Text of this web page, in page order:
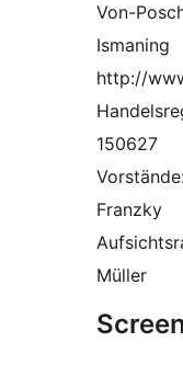
Von-
Ismaning
http://
150627
Franzky
Müller